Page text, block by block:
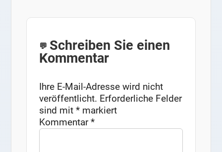
Schreiben Sie einen
Kommentar
Ihre E-Mail-Adresse wird nicht
veröffentlicht. Erforderliche Felder
sind mit* markiert
Kommentar*